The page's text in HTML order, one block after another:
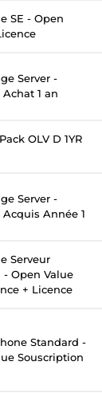
SE - Open
Server -
1 an
OLV D 1YR
Server -
Année 1
Serveur
Open Value
+ Licence
Standard -
Souscription